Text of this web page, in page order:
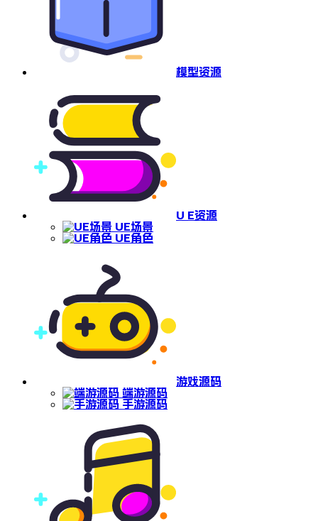
模型资源
U E资源
UE场景
UE角色
游戏源码
端游源码
手游源码